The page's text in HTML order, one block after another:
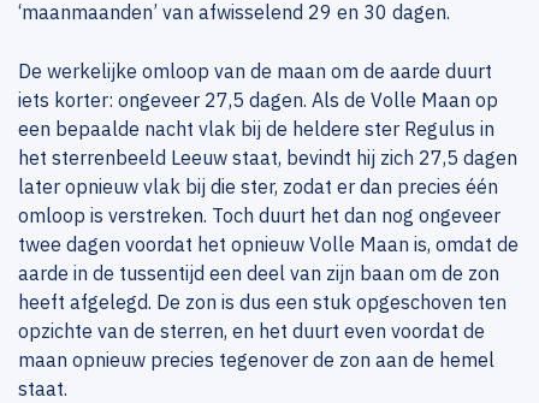
‘maanmaanden’ van afwisselend 29 en 30 dagen.
De werkelijke omloop van de maan om de aarde duurt
iets korter: ongeveer 27,5 dagen. Als de Volle Maan op
een bepaalde nacht vlak bij de heldere ster Regulus in
het sterrenbeeld Leeuw staat, bevindt hij zich 27,5 dagen
later opnieuw vlak bij die ster, zodat er dan precies één
omloop is verstreken. Toch duurt het dan nog ongeveer
twee dagen voordat het opnieuw Volle Maan is, omdat de
aarde in de tussentijd een deel van zijn baan om de zon
heeft afgelegd. De zon is dus een stuk opgeschoven ten
opzichte van de sterren, en het duurt even voordat de
maan opnieuw precies tegenover de zon aan de hemel
staat.